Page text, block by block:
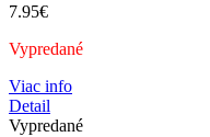
7.95€
Vypredané
Viac info
Detail
Vypredané